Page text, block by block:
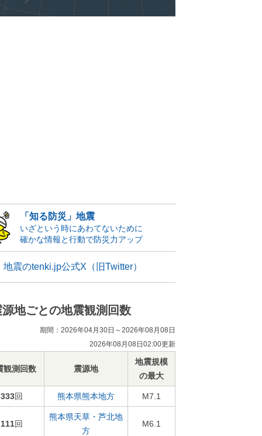
「知る防災」地震
いざという時にあわてないために
確かな情報と行動で防災力アップ
地震のtenki.jp公式X（旧Twitter）
源地ごとの地震観測回数
期間：2026年04月30日～2026年08月08日
2026年08月08日02:00更新
観測回数 震源地
地震規模
の最大
333回 熊本県熊本地方 M7.1
111回
熊本県天草・芦北地
方
M6.1